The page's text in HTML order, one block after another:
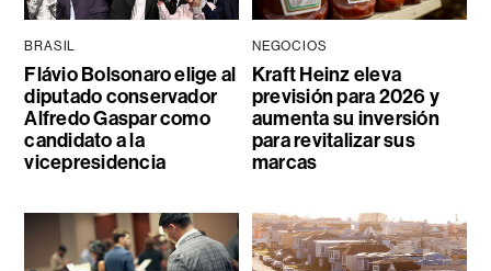
BRASIL
Flávio Bolsonaro elige al
diputado conservador
Alfredo Gaspar como
candidato a la
vicepresidencia
NEGOCIOS
Kraft Heinz eleva
previsión para 2026 y
aumenta su inversión
para revitalizar sus
marcas